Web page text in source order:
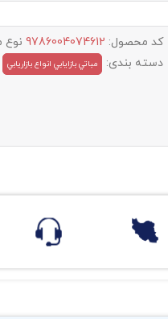
کد محصول: 9786004074612
دسته بندی:
مباتي بازايابي انواع بازاريابي